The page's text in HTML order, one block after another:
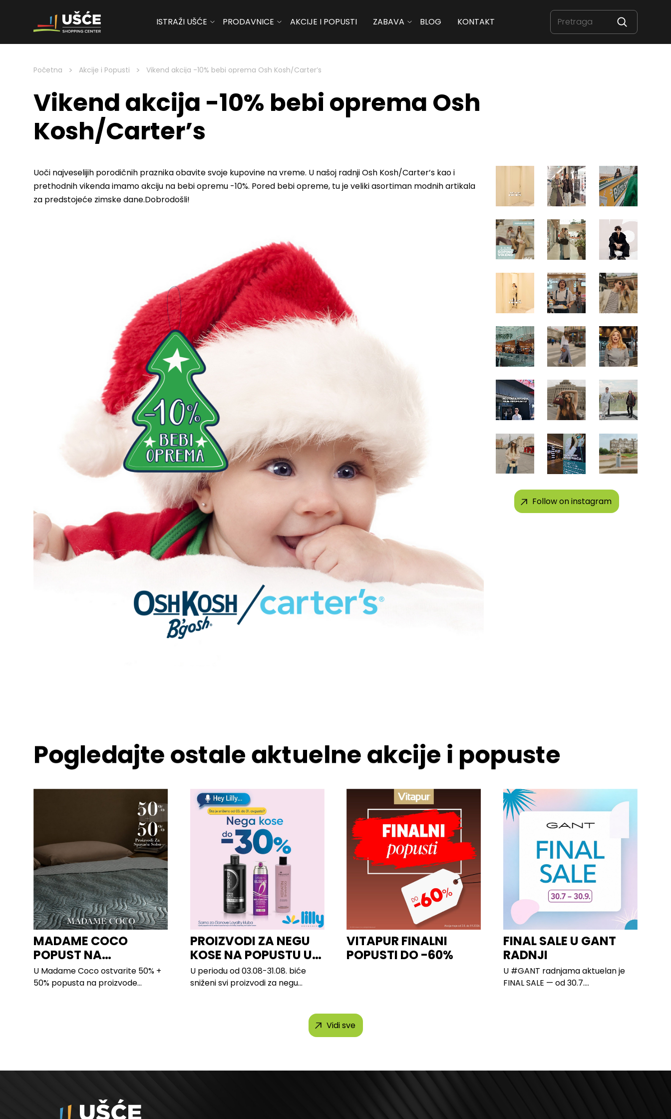
Skip to content
ISTRAŽI UŠĆE PRODAVNICE AKCIJE I POPUSTI ZABAVA BLOG KONTAKT
Početna > Akcije i Popusti > Vikend akcija -10% bebi oprema Osh Kosh/Carter’s
Vikend akcija -10% bebi oprema Osh
Kosh/Carter’s
Follow on instagram
Uoči najveselijih porodičnih praznika obavite svoje kupovine na vreme. U našoj radnji Osh Kosh/Carter’s kao i
prethodnih vikenda imamo akciju na bebi opremu -10%. Pored bebi opreme, tu je veliki asortiman modnih artikala
za predstojeće zimske dane.Dobrodošli!
Pogledajte ostale aktuelne akcije i popuste
MADAME COCO
POPUST NA
PROIZVODE ZA
SPAVAĆU SOBU
U Madame Coco ostvarite 50% +
50% popusta na proizvode...
PROIZVODI ZA NEGU
KOSE NA POPUSTU U
LILLY
U periodu od 03.08-31.08. biće
sniženi svi proizvodi za negu
VITAPUR FINALNI
POPUSTI DO -60%
FINAL SALE U GANT
RADNJI
U #GANT radnjama aktuelan je
FINAL SALE — od 30.7....
Vidi sve